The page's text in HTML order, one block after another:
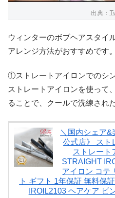
出典：
ウィンターのボブヘアスタイ
アレンジ方法がおすすめです。
①ストレートアイロンでのシ
ストレートアイロンを使って
ることで、クールで洗練され
＼国内シェア&
公式店》 スト
ストレート
STRAIGHT
アイロン コテ
ト ギフト 1年保証 無料保
IROIL2103 ヘアケア ピ